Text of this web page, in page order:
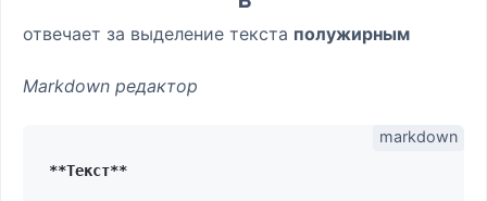
отвечает за выделение текста полужирным
Markdown редактор
**Текст**